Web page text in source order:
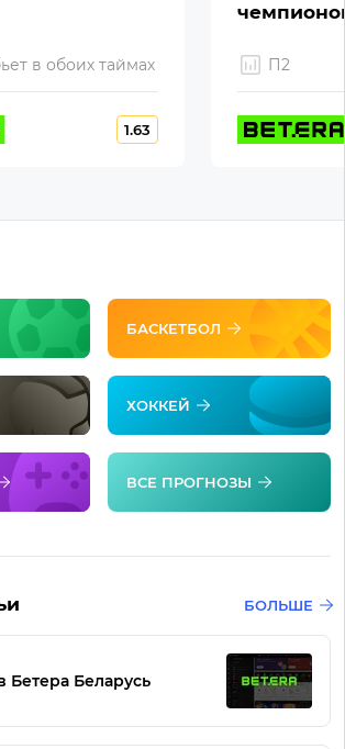
в обоих таймах
1.63
П2
БАСКЕТБОЛ
ХОККЕЙ
ВСЕ ПРОГНОЗЫ
БОЛЬШЕ
Бетера Беларусь